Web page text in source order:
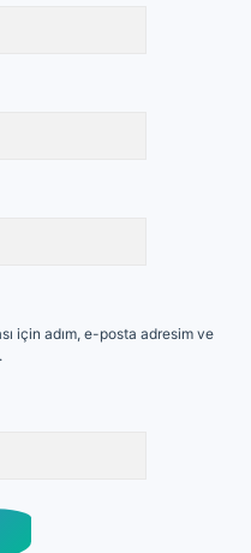
için adım, e-posta adresim ve